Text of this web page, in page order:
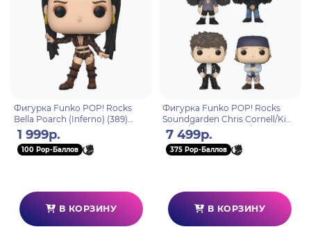
Фигурка Funko POP! Rocks
Bella Poarch (Inferno) (389)
75385
1 999р.
100 Pop-Баллов
В КОРЗИНУ
Фигурка Funko POP! Rocks
Soundgarden Chris Cornell/Kim
Thayil/Ben Shepherd/Matt
Cameron 4PK 75395
7 499р.
375 Pop-Баллов
В КОРЗИНУ